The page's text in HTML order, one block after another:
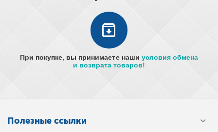
При покупке, вы принимаете наши условия обмена
и возврата товаров!
Полезные ссылки